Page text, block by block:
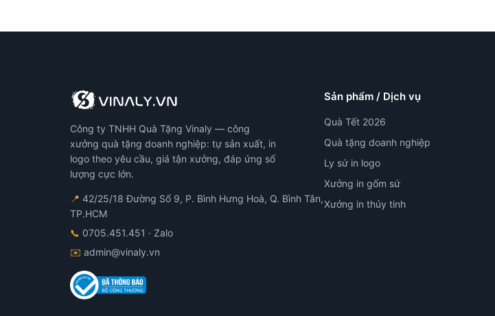
Công ty TNHH Quà Tặng Vinaly — công
xưởng quà tặng doanh nghiệp: tự sản xuất, in
logo theo yêu cầu, giá tận xưởng, đáp ứng số
lượng cực lớn.
📍 42/25/18 Đường Số 9, P. Bình Hưng Hoà, Q. Bình Tân,
TP.HCM
📞 0705.451.451 · Zalo
✉️ admin@vinaly.vn
Sản phẩm / Dịch vụ
Quà Tết 2026
Quà tặng doanh nghiệp
Ly sứ in logo
Xưởng in gốm sứ
Xưởng in thủy tinh